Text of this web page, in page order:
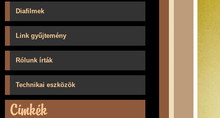
Diafilmek
Link gyűjtemény
Rólunk írták
Technikai eszközök